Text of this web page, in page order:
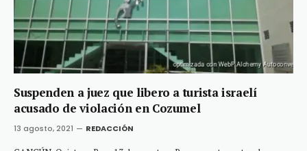
Suspenden a juez que libero a turista israelí
acusado de violación en Cozumel
13 agosto, 2021 REDACCIÓN